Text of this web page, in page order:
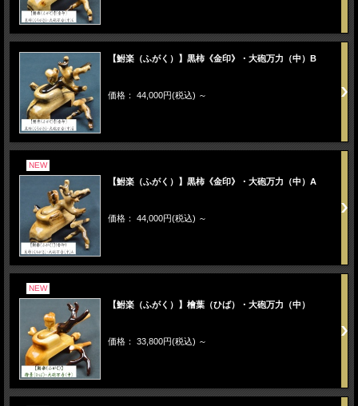
【鮒楽（ふがく）】黒柿《金印》・大砲万力（中）B
価格： 44,000円(税込) ～
NEW
【鮒楽（ふがく）】黒柿《金印》・大砲万力（中）A
価格： 44,000円(税込) ～
NEW
【鮒楽（ふがく）】檜葉（ひば）・大砲万力（中）
価格： 33,800円(税込) ～